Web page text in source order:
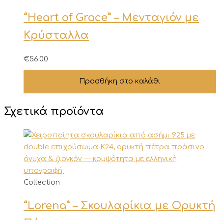
“Heart of Grace” – Μενταγιόν με
Κρύσταλλα
€56.00
Προσθήκη στο καλάθι
Σχετικά προϊόντα
Collection
“Lorena” – Σκουλαρίκια με Ορυκτή